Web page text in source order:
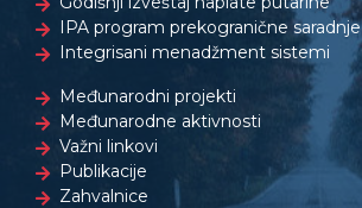
IPA program prekogranične saradnje
Integrisani menadžment sistemi
Međunarodni projekti
Međunarodne aktivnosti
Važni linkovi
Publikacije
Zahvalnice